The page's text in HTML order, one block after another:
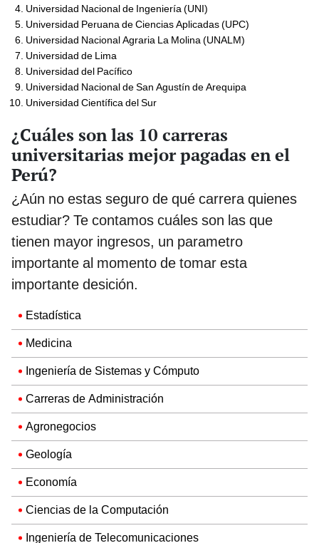
Universidad Nacional de Ingeniería (UNI)
Universidad Peruana de Ciencias Aplicadas (UPC)
Universidad Nacional Agraria La Molina (UNALM)
Universidad de Lima
Universidad del Pacífico
Universidad Nacional de San Agustín de Arequipa
Universidad Científica del Sur
¿Cuáles son las 10 carreras
universitarias mejor pagadas en el
Perú?
¿Aún no estas seguro de qué carrera quienes
estudiar? Te contamos cuáles son las que
tienen mayor ingresos, un parametro
importante al momento de tomar esta
importante desición.
Estadística
Medicina
Ingeniería de Sistemas y Cómputo
Carreras de Administración
Agronegocios
Geología
Economía
Ciencias de la Computación
Ingeniería de Telecomunicaciones